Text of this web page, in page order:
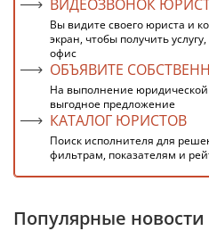
ВИДЕОЗВОНОК
Вы видите своего юриста и
экран, чтобы получить
офис
ОБЪЯВИТЕ
На выполнение юридической
выгодное предложение
КАТАЛОГ ЮРИСТОВ
Поиск исполнителя для
фильтрам, показателям и
Популярные новости